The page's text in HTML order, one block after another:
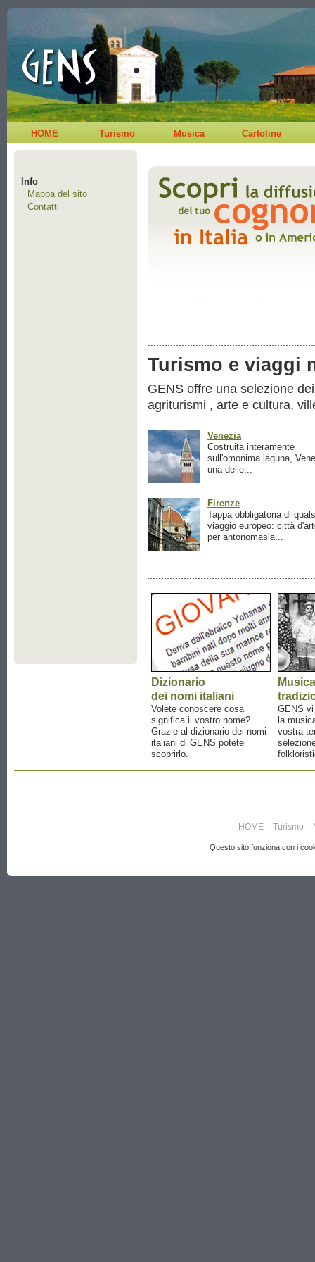
HOME Turismo Musica Cartoline
Info
Mappa del sito
Contatti
Turismo e viaggi
GENS offre una selezione
agriturismi , arte e cultura,
Venezia
Costruita interamente
sull'omonima laguna,
una delle...
Firenze
Tappa obbligatoria di
viaggio europeo: città
per antonomasia...
Dizionario
dei nomi italiani
Volete conoscere cosa
significa il vostro nome?
Grazie al dizionario dei nomi
italiani di GENS potete
scoprirlo.
Musica
GENS
la
vostra
HOME Turismo
Questo sito funziona con i